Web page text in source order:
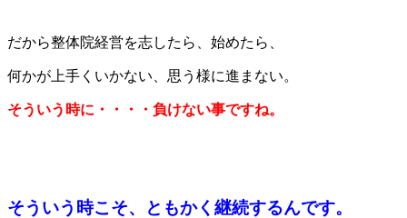
だから整体院経営を志したら、始めたら、
何かが上手くいかない、 思う様に進まない。
そういう時に・・・・負けない事ですね。
そういう時こそ、ともかく継続するんです。